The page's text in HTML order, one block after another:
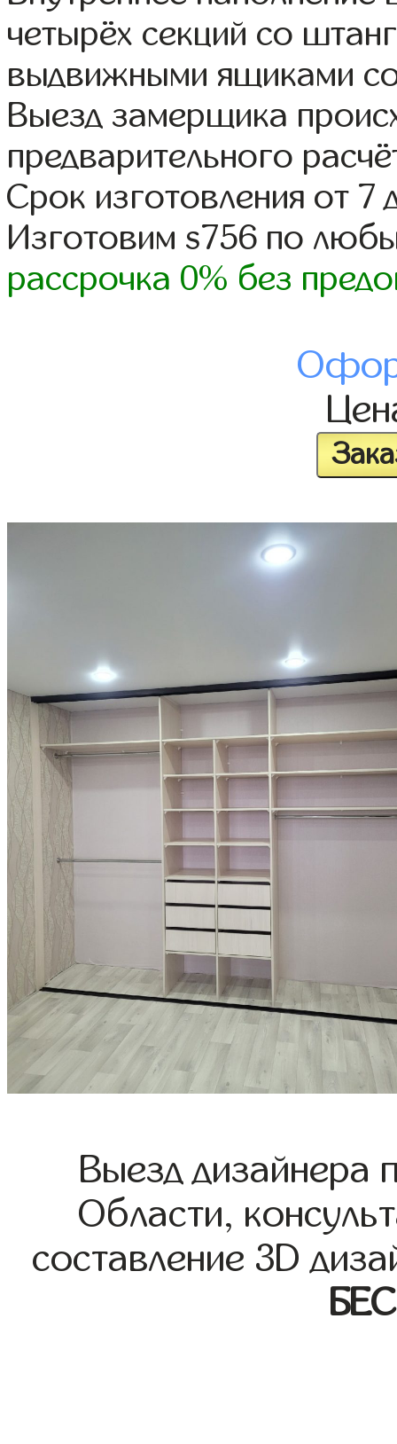
четырёх секций со
выдвижными ящиками
Выезд замерщика
предварительного
Срок изготовления от 7
Изготовим s756 по
рассрочка 0% без
Выезд дизайнера
Области,
составление 3D